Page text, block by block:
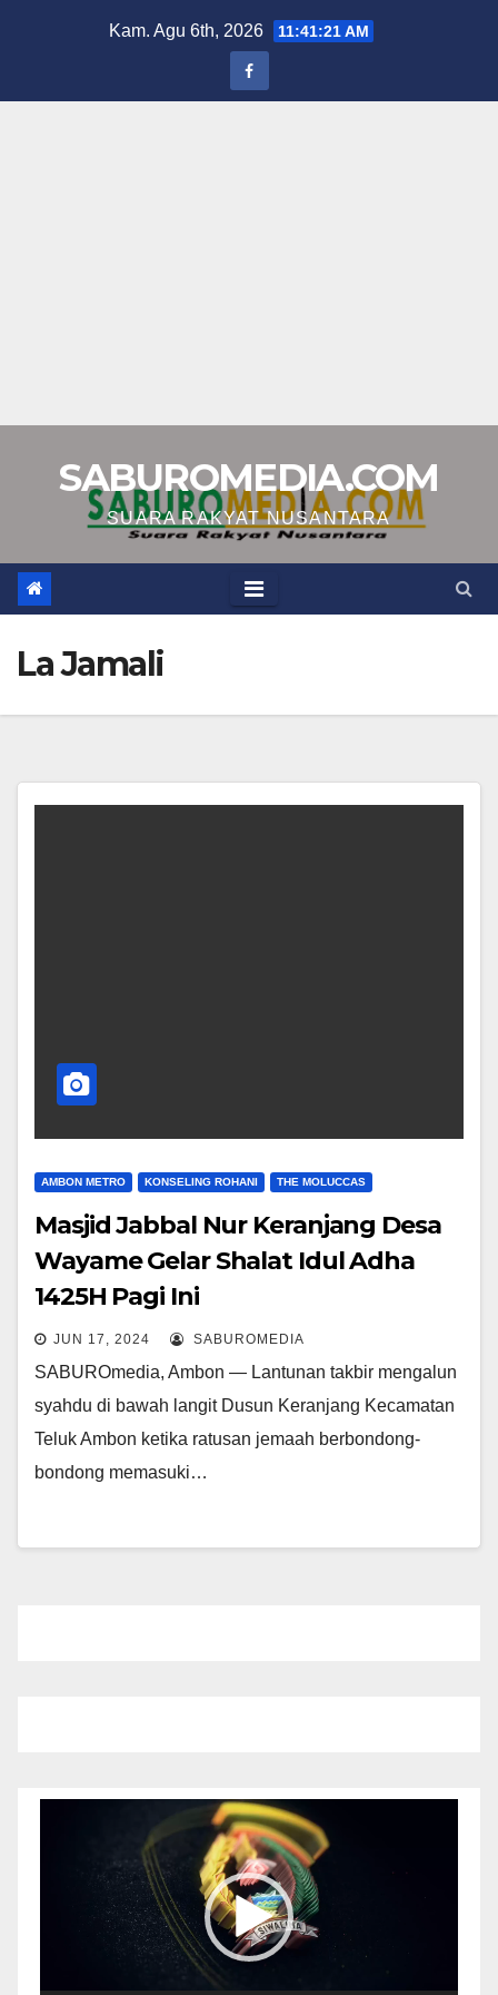
Kam. Agu 6th, 2026 11:41:22 AM
SABUROMEDIA.COM
SUARA RAKYAT NUSANTARA
La Jamali
AMBON METRO KONSELING ROHANI THE MOLUCCAS
Masjid Jabbal Nur Keranjang Desa
Wayame Gelar Shalat Idul Adha
1425H Pagi Ini
JUN 17, 2024 SABUROMEDIA
SABUROmedia, Ambon — Lantunan takbir mengalun
syahdu di bawah langit Dusun Keranjang Kecamatan
Teluk Ambon ketika ratusan jemaah berbondong-
bondong memasuki…